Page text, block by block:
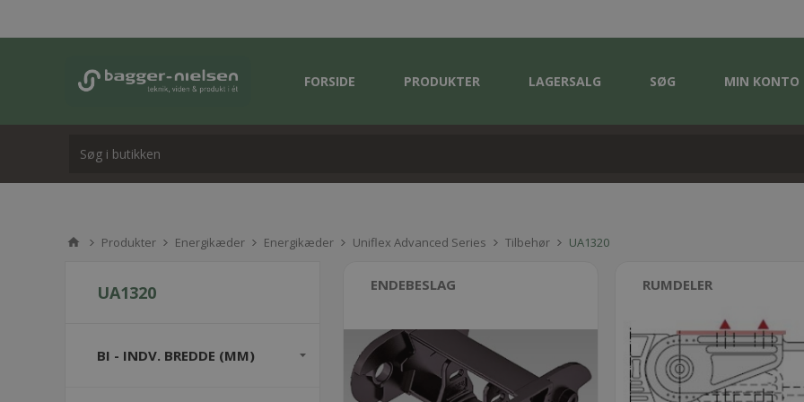
FORSIDE PRODUKTER LAGERSALG SØG MIN KONTO
Produkter Energikæder Energikæder Uniflex Advanced Series Tilbehør UA1320
ENDEBESLAG RUMDELER
UA1320
BI - INDV. BREDDE (MM)